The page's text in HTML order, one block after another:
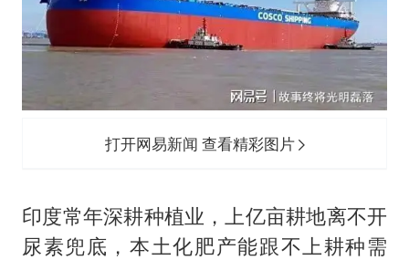
打开网易新闻 查看精彩图片
​​印度常年深耕种植业，上亿亩耕地离不开
尿素兜底，本土化肥产能跟不上耕种需